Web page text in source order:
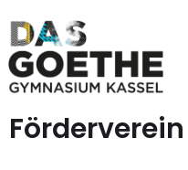
Förderverein